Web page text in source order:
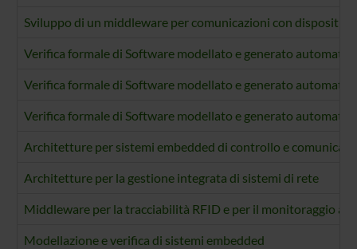
Sviluppo di un middleware per comunicazioni con dispositivi
Verifica formale di Software modellato e generato
Verifica formale di Software modellato e generato
Verifica formale di Software modellato e generato
Architetture per sistemi embedded di controllo e
Architetture per la gestione integrata di sistemi di rete
Middleware per la tracciabilità RFID e per il monitoraggio
Modellazione e verifica di sistemi embedded